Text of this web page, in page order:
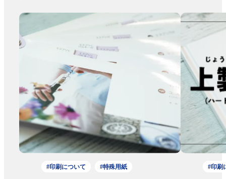
#印刷について #特殊用紙 #印刷